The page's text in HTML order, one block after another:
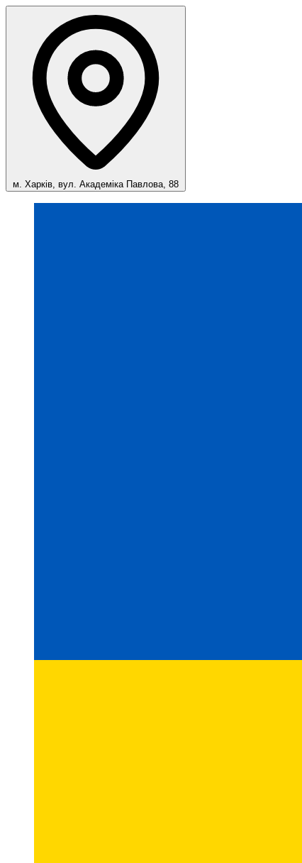
м. Харків, вул. Академіка Павлова, 88